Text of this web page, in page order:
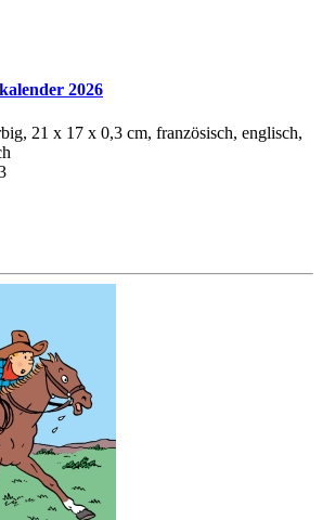
2026
21 x 17 x 0,3 cm, französisch, englisch,